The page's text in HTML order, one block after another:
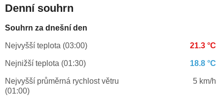
Denní souhrn
Souhrn za dnešní den
Nejvyšší teplota (03:00) 21.3 °C
Nejnižší teplota (01:30) 18.8 °C
Nejvyšší průměrná rychlost větru
(01:00)
5 km/h